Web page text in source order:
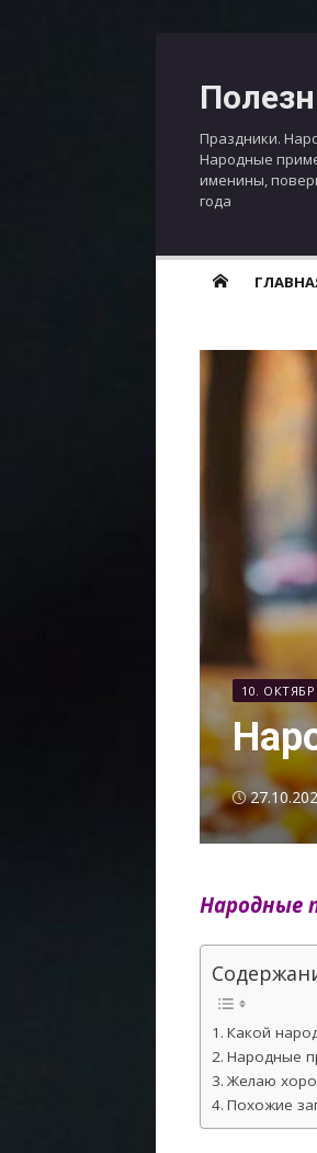
Праздники.
Народные
именины,
года
10.
Народные
Какой
Народные
Желаю
Похожие